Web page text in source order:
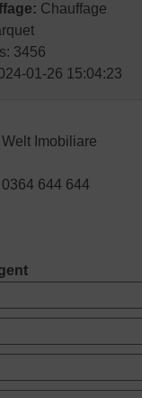
Chauffage
3456
01-26 15:04:23
Welt Imobiliare
0364 644 644